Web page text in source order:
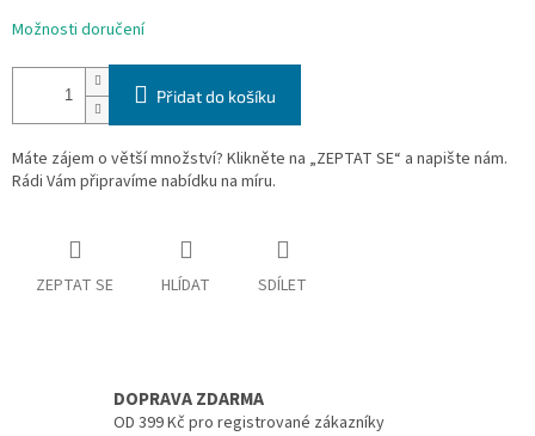
Možnosti doručení
Přidat do košíku
Máte zájem o větší množství? Klikněte na „ZEPTAT SE“ a napište nám.
Rádi Vám připravíme nabídku na míru.
ZEPTAT SE HLÍDAT SDÍLET
DOPRAVA ZDARMA
OD 399 Kč pro registrované zákazníky